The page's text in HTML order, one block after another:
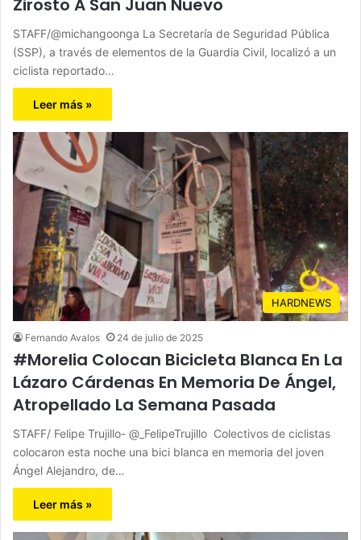
Zirosto A San Juan Nuevo
STAFF/@michangoonga La Secretaría de Seguridad Pública
(SSP), a través de elementos de la Guardia Civil, localizó a un
ciclista reportado…
Leer más »
HARDNEWS
Fernando Avalos 24 de julio de 2025
#Morelia Colocan Bicicleta Blanca En La
Lázaro Cárdenas En Memoria De Ángel,
Atropellado La Semana Pasada
STAFF/ Felipe Trujillo- @_FelipeTrujillo Colectivos de ciclistas
colocaron esta noche una bici blanca en memoria del joven
Ángel Alejandro, de…
Leer más »